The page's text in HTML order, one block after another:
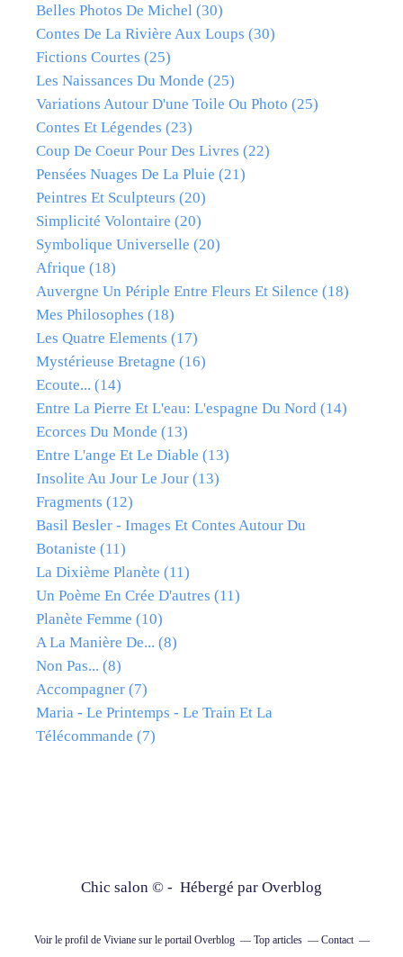
Belles Photos De Michel (30)
Contes De La Rivière Aux Loups (30)
Fictions Courtes (25)
Les Naissances Du Monde (25)
Variations Autour D'une Toile Ou Photo (25)
Contes Et Légendes (23)
Coup De Coeur Pour Des Livres (22)
Pensées Nuages De La Pluie (21)
Peintres Et Sculpteurs (20)
Simplicité Volontaire (20)
Symbolique Universelle (20)
Afrique (18)
Auvergne Un Périple Entre Fleurs Et Silence (18)
Mes Philosophes (18)
Les Quatre Elements (17)
Mystérieuse Bretagne (16)
Ecoute... (14)
Entre La Pierre Et L'eau: L'espagne Du Nord (14)
Ecorces Du Monde (13)
Entre L'ange Et Le Diable (13)
Insolite Au Jour Le Jour (13)
Fragments (12)
Basil Besler - Images Et Contes Autour Du
Botaniste (11)
La Dixième Planète (11)
Un Poème En Crée D'autres (11)
Planète Femme (10)
A La Manière De... (8)
Non Pas... (8)
Accompagner (7)
Maria - Le Printemps - Le Train Et La
Télécommande (7)
Chic salon © - Hébergé par Overblog
Voir le profil de Vivianesur le portail Overblog Top articles
Contact